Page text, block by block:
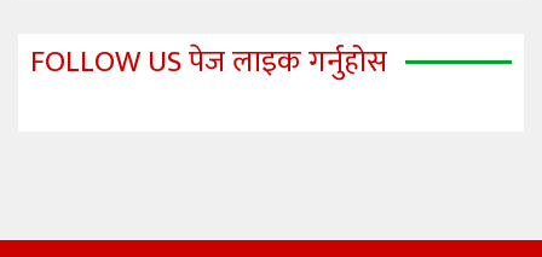
FOLLOW US पेज लाइक गर्नुहोस